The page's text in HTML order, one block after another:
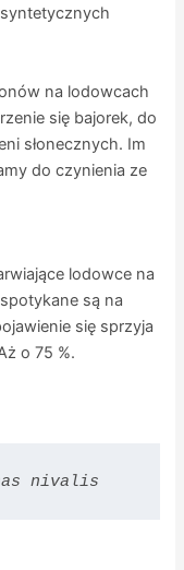
na lodowcach
się bajorek, do
słonecznych. Im
do czynienia ze
lodowce na
są na
się sprzyja
o 75 %.
nivalis